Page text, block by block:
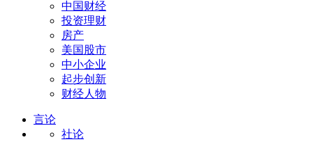
中国财经
投资理财
房产
美国股市
中小企业
起步创新
财经人物
言论
社论